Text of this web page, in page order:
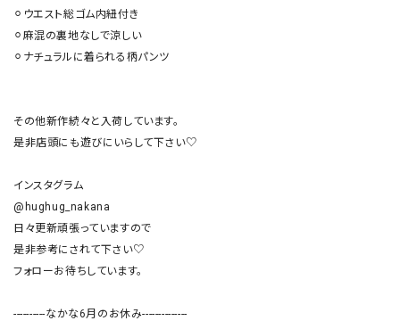
⚪︎ウエスト総ゴム内紐付き
⚪︎麻混の裏地なしで涼しい
⚪︎ナチュラルに着られる柄パンツ
その他新作続々と入荷しています。
是非店頭にも遊びにいらして下さい♡
インスタグラム
@hughug_nakana
日々更新頑張っていますので
是非参考にされて下さい♡
フォローお待ちしています。
----------なかな6月のお休み--------------